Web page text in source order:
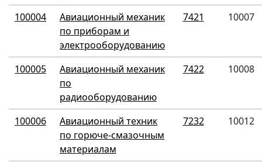
100004
Авиационный механик
по приборам и
электрооборудованию
7421 10007
100005
Авиационный механик
по
радиооборудованию
7422 10008
100006
Авиационный техник
по горюче-смазочным
материалам
7232 10012